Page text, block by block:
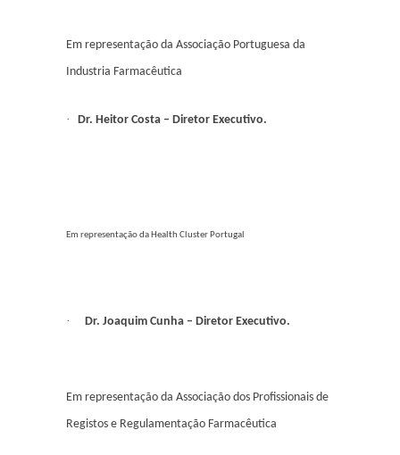
Em representação da Associação Portuguesa da
Industria Farmacêutica
· Dr. Heitor Costa – Diretor Executivo.
Em representação da Health Cluster Portugal
· Dr. Joaquim Cunha – Diretor Executivo.
Em representação da Associação dos Profissionais de
Registos e Regulamentação Farmacêutica